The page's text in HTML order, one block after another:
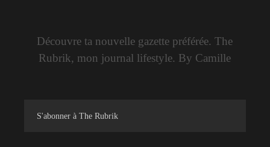
Découvre ta nouvelle gazette préférée. The
Rubrik, mon journal lifestyle. By Camille